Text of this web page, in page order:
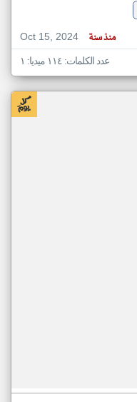
Oct 15, 2024
منذ سنة
عدد الكلمات: ١١٤ ميديا: ١